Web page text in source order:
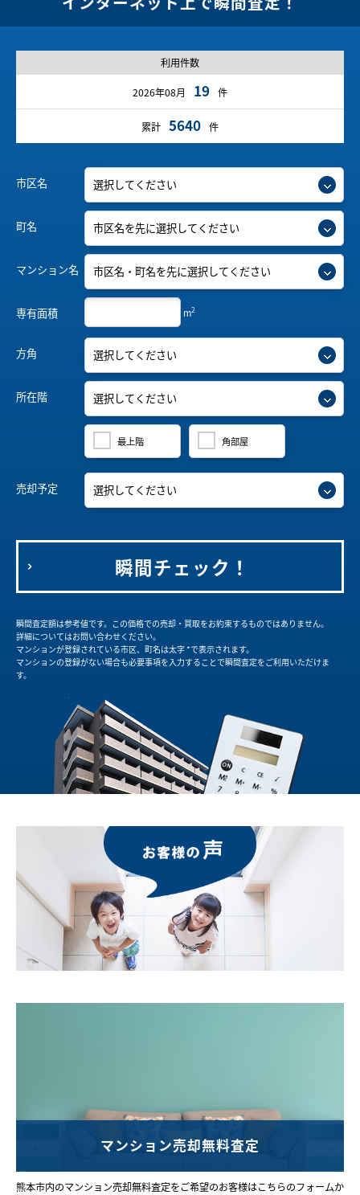
利用件数
2026年08月 19 件
累計 5640 件
市区名
町名
マンション名
専有面積 m2
方角
所在階
最上階 角部屋
売却予定
瞬間チェック！
瞬間査定額は参考値です。この価格での売却・買取をお約束するものではありません。
詳細についてはお問い合わせください。
マンションが登録されている市区、町名は太字 *で表示されます。
マンションの登録がない場合も必要事項を入力することで瞬間査定をご利用いただけま
す。
マンション売却無料査定
熊本市内のマンション売却無料査定をご希望のお客様はこちらのフォームか